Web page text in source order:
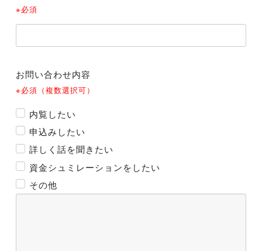
※必須
お問い合わせ内容
※必須（複数選択可）
内覧したい
申込みしたい
詳しく話を聞きたい
資金シュミレーションをしたい
その他